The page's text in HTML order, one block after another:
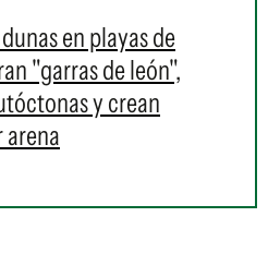
en playas de
"garras de león",
y crean
arena